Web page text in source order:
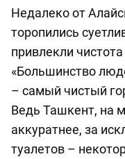
Недалеко от
торопились
привлекли
«Большинство
– самый чистый
Ведь Ташкент, на
аккуратнее, за
туалетов –